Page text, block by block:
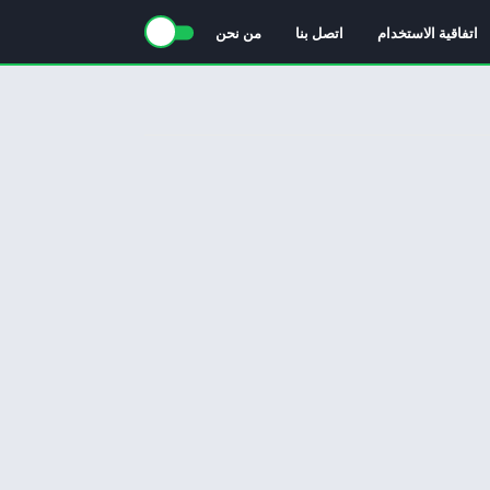
اتفاقية الاستخدام اتصل بنا من نحن